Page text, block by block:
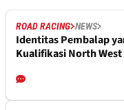
ROAD RACING NEWS
Identitas Pembalap
Kualifikasi North